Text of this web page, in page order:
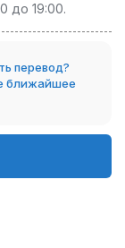
до 19:00.
перевод?
ближайшее